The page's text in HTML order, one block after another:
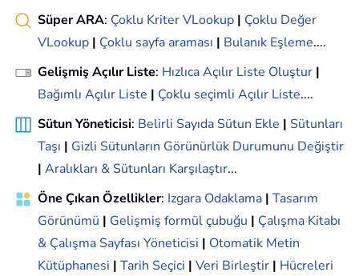
Süper ARA: Çoklu Kriter VLookup | Çoklu Değer
VLookup | Çoklu sayfa araması | Bulanık Eşleme....
Gelişmiş Açılır Liste: Hızlıca Açılır Liste Oluştur |
Bağımlı Açılır Liste | Çoklu seçimli Açılır Liste....
Sütun Yöneticisi: Belirli Sayıda Sütun Ekle | Sütunları
Taşı | Gizli Sütunların Görünürlük Durumunu Değiştir
| Aralıkları & Sütunları Karşılaştır...
Öne Çıkan Özellikler: Izgara Odaklama | Tasarım
Görünümü | Gelişmiş formül çubuğu | Çalışma Kitabı
& Çalışma Sayfası Yöneticisi | Otomatik Metin
Kütüphanesi | Tarih Seçici | Veri Birleştir | Hücreleri